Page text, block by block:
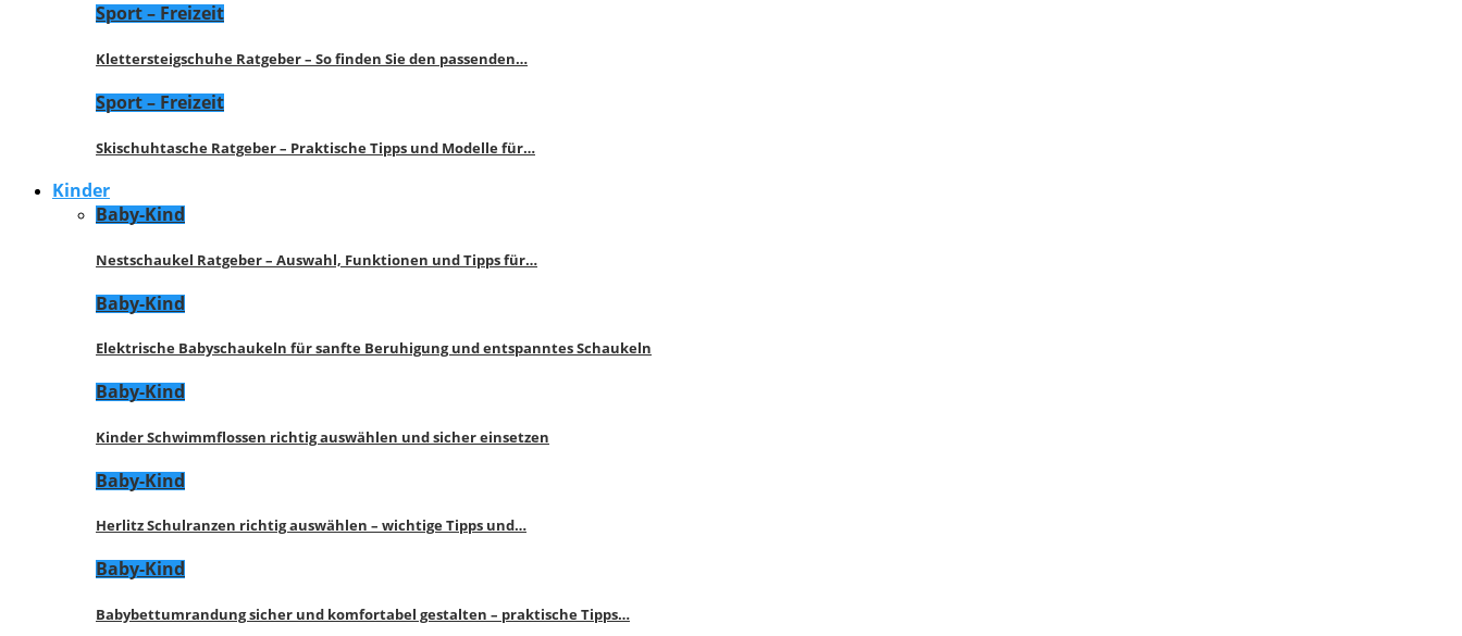
Sport – Freizeit
Klettersteigschuhe Ratgeber – So finden Sie den passenden…
Sport – Freizeit
Skischuhtasche Ratgeber – Praktische Tipps und Modelle für…
Kinder
Baby-Kind
Nestschaukel Ratgeber – Auswahl, Funktionen und Tipps für…
Baby-Kind
Elektrische Babyschaukeln für sanfte Beruhigung und entspanntes Schaukeln
Baby-Kind
Kinder Schwimmflossen richtig auswählen und sicher einsetzen
Baby-Kind
Herlitz Schulranzen richtig auswählen – wichtige Tipps und…
Baby-Kind
Babybettumrandung sicher und komfortabel gestalten – praktische Tipps…